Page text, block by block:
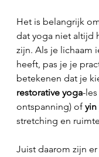
Het is belangrijk
dat yoga niet altijd
zijn. Als je lichaam
heeft, pas je je
betekenen dat je
restorative yoga-
ontspanning) of yin
stretching en
Juist daarom zijn